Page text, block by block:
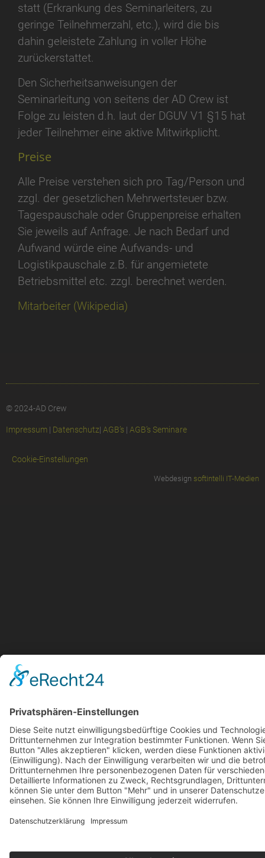
statt (Erkrankung des Seminarleiters, zu
geringe Teilnehmerzahl, etc.), wird die bis
dahin geleistete Zahlung in voller Höhe
zurückerstattet.
Den Sicherheitsanweisungen der
Seminarleitung von seitens der AD Crew ist
Folge zu leisten d.h. laut der DGUV V1 §15 hat
jeder Teilnehmer eine aktive Mitwirkplicht.
Preise
Alle Preise verstehen sich pro Tag/Person und
zzgl. der gesetzlichen Mehrwertsteuer bzw.
Tagespauschale oder Gruppenpreise erhalten
Sie jeweils auf Anfrage. Je nach Bedarf und
Aufwand würde eine Aufwands- und
Logistikpauschale z.B. für angemietete
Betriebsmittel etc. zzgl. berechnet werden.
Mitarbeiter (Wikipedia)
© 2024-AD Crew
Impressum | Datenschutz| AGB’s | AGB’s Seminare
Cookie-Einstellungen
Webdesign softintelli IT-Medien